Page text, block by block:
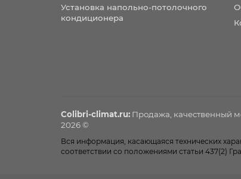
Установка напольно-потолочного
кондиционера
Colibri-climat.ru: Продажа, качественный
2026 ©
Вся информация, касающаяся технических
соответствии со положениями статьи 437(2)